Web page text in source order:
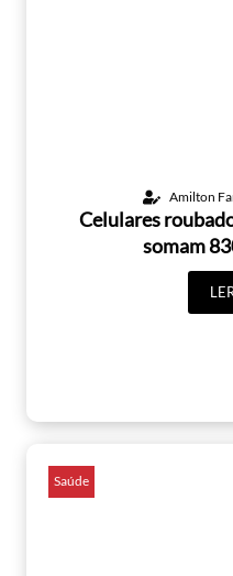
Amilton
Celulares
somam
Saúde